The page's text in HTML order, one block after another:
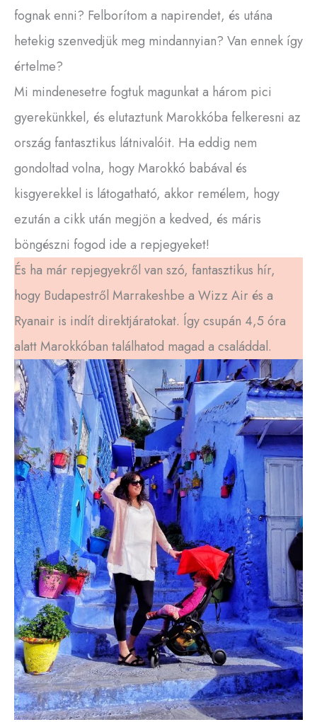
fognak enni? Felborítom a napirendet, és utána
hetekig szenvedjük meg mindannyian? Van ennek így
értelme?
Mi mindenesetre fogtuk magunkat a három pici
gyerekünkkel, és elutaztunk Marokkóba felkeresni az
ország fantasztikus látnivalóit. Ha eddig nem
gondoltad volna, hogy Marokkó babával és
kisgyerekkel is látogatható, akkor remélem, hogy
ezután a cikk után megjön a kedved, és máris
böngészni fogod ide a repjegyeket!
És ha már repjegyekről van szó, fantasztikus hír,
hogy Budapestről Marrakeshbe a Wizz Air és a
Ryanair is indít direktjáratokat. Így csupán 4,5 óra
alatt Marokkóban találhatod magad a családdal.